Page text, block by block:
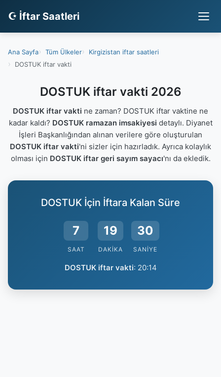
☪ İftar Saatleri
Ana Sayfa Tüm Ülkeler
Kirgizistan iftar saatleri
DOSTUK iftar vakti
DOSTUK iftar vakti 2026
DOSTUK iftar vakti ne zaman? DOSTUK iftar vaktine ne
kadar kaldı? DOSTUK ramazan imsakiyesi detaylı. Diyanet
İşleri Başkanlığından alınan verilere göre oluşturulan
DOSTUK iftar vakti'ni sizler için hazırladık. Ayrıca kolaylık
olması için DOSTUK iftar geri sayım sayacı'nı da ekledik.
DOSTUK İçin İftara Kalan Süre
7
SAAT
19
DAKIKA
29
SANIYE
DOSTUK iftar vakti: 20:14